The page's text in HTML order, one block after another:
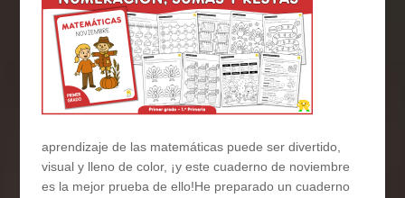
aprendizaje de las matemáticas puede ser divertido,
visual y lleno de color, ¡y este cuaderno de noviembre
es la mejor prueba de ello!He preparado un cuaderno